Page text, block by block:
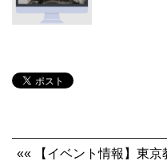
«« 【イベント情報】東